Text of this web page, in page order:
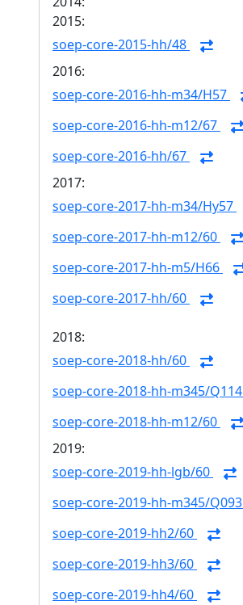
2015:
soep-core-2015-hh/48
2016:
soep-core-2016-hh-m34/H57
soep-core-2016-hh-m12/67
soep-core-2016-hh/67
2017:
soep-core-2017-hh-m34/Hy57
soep-core-2017-hh-m12/60
soep-core-2017-hh-m5/H66
soep-core-2017-hh/60
2018:
soep-core-2018-hh/60
soep-core-2018-hh-m345/Q114
soep-core-2018-hh-m12/60
2019:
soep-core-2019-hh-lgb/60
soep-core-2019-hh-m345/Q093
soep-core-2019-hh2/60
soep-core-2019-hh3/60
soep-core-2019-hh4/60